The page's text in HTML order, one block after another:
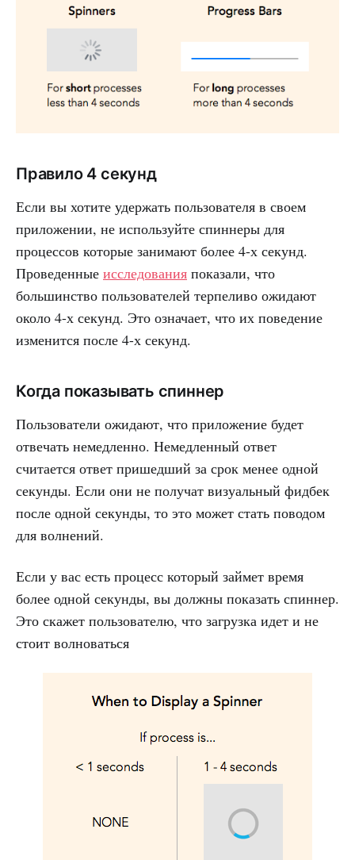
Правило 4 секунд
Если вы хотите удержать пользователя в своем
приложении, не используйте спиннеры для
процессов которые занимают более 4-х секунд.
Проведенные исследования показали, что
большинство пользователей терпеливо ожидают
около 4-х секунд. Это означает, что их поведение
изменится после 4-х секунд.
Когда показывать спиннер
Пользователи ожидают, что приложение будет
отвечать немедленно. Немедленный ответ
считается ответ пришедший за срок менее одной
секунды. Если они не получат визуальный фидбек
после одной секунды, то это может стать поводом
для волнений.
Если у вас есть процесс который займет время
более одной секунды, вы должны показать спиннер.
Это скажет пользователю, что загрузка идет и не
стоит волноваться